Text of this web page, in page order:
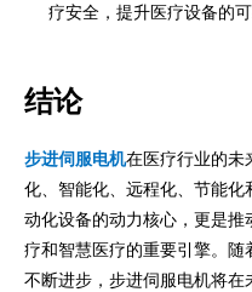
疗安全，提升医疗设备的可
结论
步进伺服电机在医疗行业的未
化、智能化、远程化、节能化
动化设备的动力核心，更是
疗和智慧医疗的重要引擎。
不断进步，步进伺服电机将